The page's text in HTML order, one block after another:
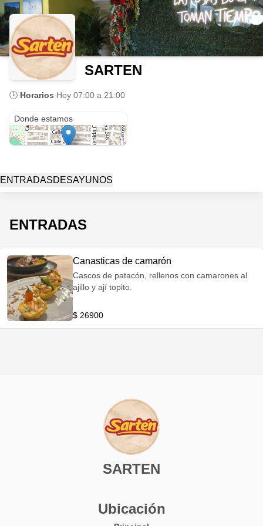
SARTEN
🕒 Horarios Hoy 07:00 a 21:00
Donde estamos
ENTRADASDESAYUNOS
ENTRADAS
Canasticas de camarón
Cascos de patacón, rellenos con camarones al
ajillo y ají topito.
$ 26900
SARTEN
Ubicación